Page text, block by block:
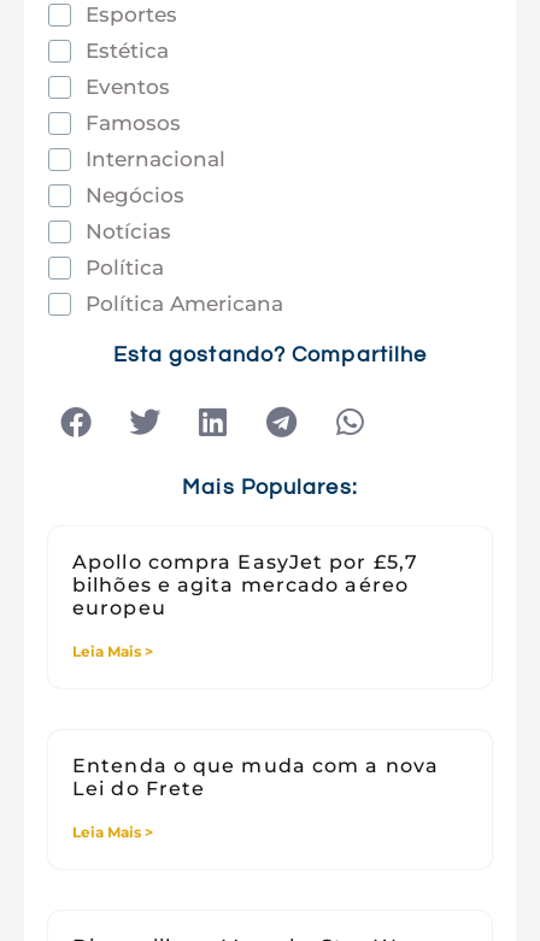
Esportes
Estética
Eventos
Famosos
Internacional
Negócios
Notícias
Política
Política Americana
Tecnologia
Esta gostando? Compartilhe
Mais Populares:
Apollo compra EasyJet por £5,7
bilhões e agita mercado aéreo
europeu
Leia Mais >
Entenda o que muda com a nova
Lei do Frete
Leia Mais >